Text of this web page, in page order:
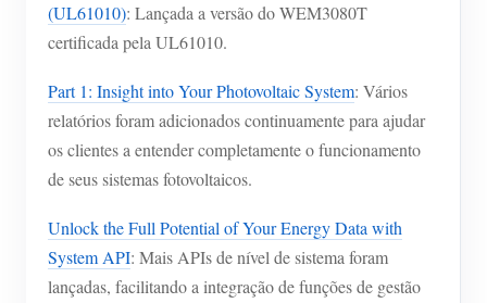
(UL61010): Lançada a versão do WEM3080T
certificada pela UL61010.
Part 1: Insight into Your Photovoltaic System: Vários
relatórios foram adicionados continuamente para ajudar
os clientes a entender completamente o funcionamento
de seus sistemas fotovoltaicos.
Unlock the Full Potential of Your Energy Data with
System API: Mais APIs de nível de sistema foram
lançadas, facilitando a integração de funções de gestão